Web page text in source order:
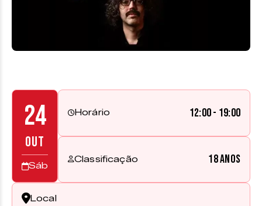
24
OUT
Sáb
Horário 12:00 - 19:00
Classificação 18 anos
Local